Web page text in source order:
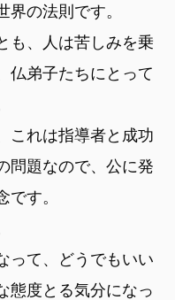
の法則です。
も、人は苦しみを乗
仏弟子たちにとって
これは指導者と成功
問題なので、公に発
す。
って、どうでもいい
態度とる気分になっ